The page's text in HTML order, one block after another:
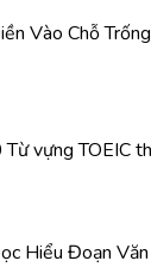
Vào Chỗ Trống
Hiểu Đoạn Văn